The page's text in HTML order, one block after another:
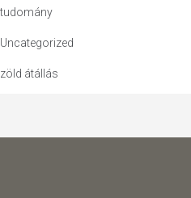
tudomány
Uncategorized
zöld átállás